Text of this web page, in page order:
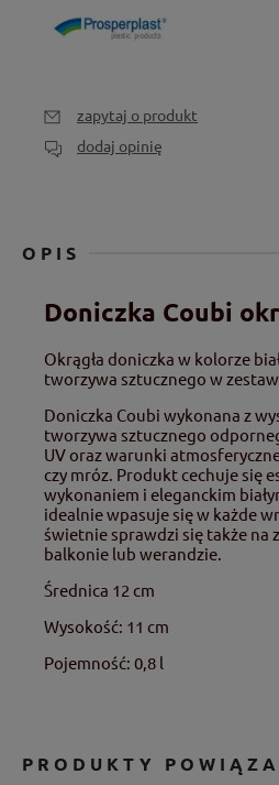
zapytaj o produkt
dodaj opinię
OPIS
Doniczka Coubi
Okrągła doniczka w kolorze
tworzywa sztucznego w
Doniczka Coubi wykonana z
tworzywa sztucznego
UV oraz warunki
czy mróz. Produkt cechuje się
wykonaniem i eleganckim
idealnie wpasuje się w każde
świetnie sprawdzi się także na
balkonie lub werandzie.
Średnica 12 cm
Wysokość: 11 cm
Pojemność: 0,8 l
PRODUKTY